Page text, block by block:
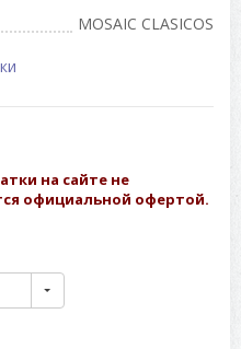
MOSAIC CLASICOS
на сайте не
официальной офертой.